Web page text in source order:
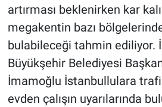
artırması beklenirken kar
megakentin bazı
bulabileceği tahmin ediliyor.
Büyükşehir Belediyesi
İmamoğlu İstanbullulara
evden çalışın uyarılarında
Kimdir
Koronavirüs
Kültür Sanat
Ne demişti